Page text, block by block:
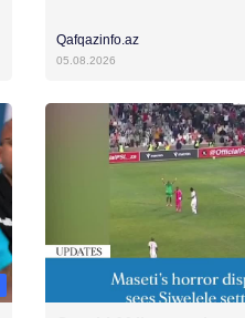
Qafqazinfo.az
05.08.2026